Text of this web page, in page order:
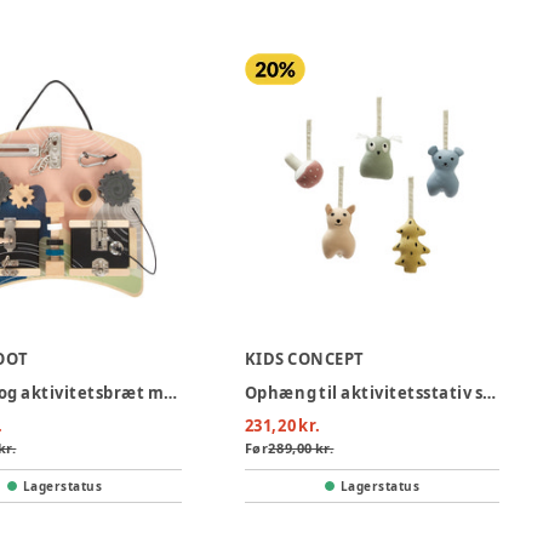
Motorik og aktivitetsbræt med låse og rotation
Lagerstatus
KIDS CONCEPT
Ophæng til aktivitetsstativ skovdyr
231,20 kr.
Før289,00 kr.
Lagerstatus